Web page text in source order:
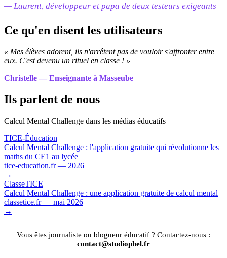
— Laurent, développeur et papa de deux testeurs exigeants
Ce qu'en disent les utilisateurs
« Mes élèves adorent, ils n'arrêtent pas de vouloir s'affronter entre
eux. C'est devenu un rituel en classe ! »
Christelle — Enseignante à Masseube
Ils parlent de nous
Calcul Mental Challenge dans les médias éducatifs
TICE-Éducation
Calcul Mental Challenge : l'application gratuite qui révolutionne les
maths du CE1 au lycée
tice-education.fr — 2026
→
ClasseTICE
Calcul Mental Challenge : une application gratuite de calcul mental
classetice.fr — mai 2026
→
Vous êtes journaliste ou blogueur éducatif ? Contactez-nous :
contact@studiophel.fr